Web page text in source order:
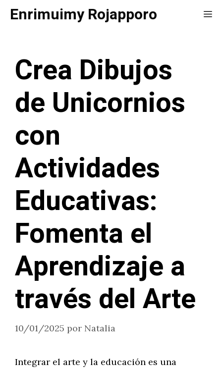
SaltarEnrimuimy Rojapporo
Crea Dibujos
de Unicornios
con
Actividades
Educativas:
Fomenta el
Aprendizaje a
través del Arte
10/01/2025 por Natalia
Integrar el arte y la educación es una